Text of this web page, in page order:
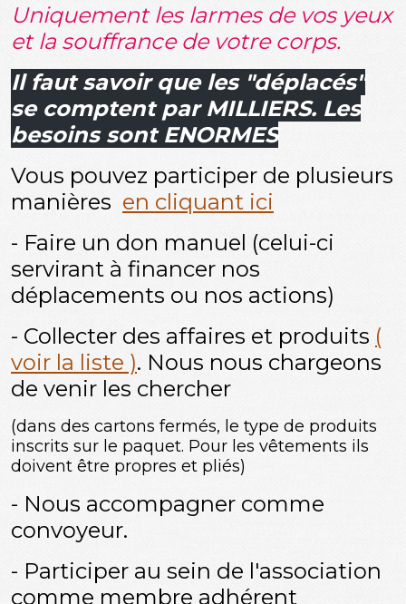
Uniquement les larmes de vos yeux
et la souffrance de votre corps.
Il faut savoir que les "déplacés"
se comptent par MILLIERS. Les
besoins sont ENORMES
Vous pouvez participer de plusieurs
manières en cliquant ici
- Faire un don manuel (celui-ci
servirant à financer nos
déplacements ou nos actions)
- Collecter des affaires et produits (
voir la liste ). Nous nous chargeons
de venir les chercher
(dans des cartons fermés, le type de produits
inscrits sur le paquet. Pour les vêtements ils
doivent être propres et pliés)
- Nous accompagner comme
convoyeur.
- Participer au sein de l'association
comme membre adhérent